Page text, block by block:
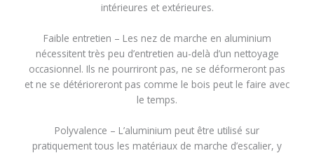
intérieures et extérieures.
Faible entretien – Les nez de marche en aluminium
nécessitent très peu d’entretien au-delà d’un nettoyage
occasionnel. Ils ne pourriront pas, ne se déformeront pas
et ne se détérioreront pas comme le bois peut le faire avec
le temps.
Polyvalence – L’aluminium peut être utilisé sur
pratiquement tous les matériaux de marche d’escalier, y